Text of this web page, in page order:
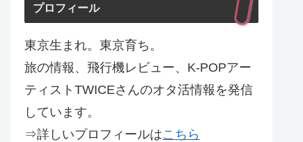
プロフィール
東京生まれ。東京育ち。
旅の情報、飛行機レビュー、K-POPアー
ティストTWICEさんのオタ活情報を発信
しています。
⇒詳しいプロフィールはこちら